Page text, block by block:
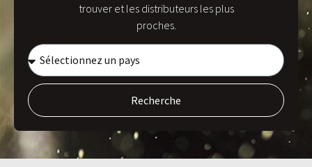
trouver et les distributeurs les plus
proches.
Recherche